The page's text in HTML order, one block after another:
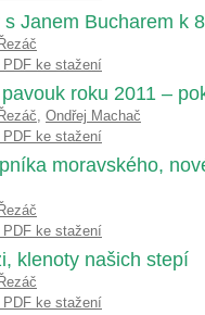
s Janem Bucharem k
PDF ke stažení
roku 2011 –
, Ondřej Machač
PDF ke stažení
moravského,
PDF ke stažení
klenoty našich stepí
PDF ke stažení